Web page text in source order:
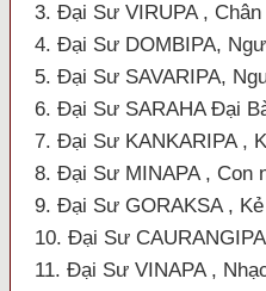
3. Đại Sư VIRUPA ,
4. Đại Sư DOMBIPA,
5. Đại Sư SAVARIPA,
6. Đại Sư SARAHA Ðại
7. Đại Sư KANKARIPA ,
8. Đại Sư MINAPA , Con
9. Đại Sư GORAKSA ,
10. Đại Sư
11. Đại Sư VINAPA ,